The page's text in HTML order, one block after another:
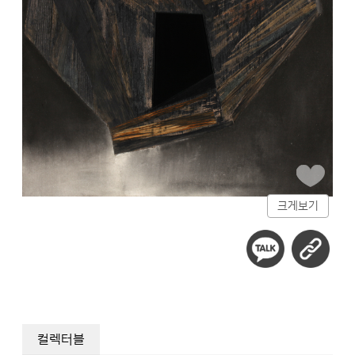
크게보기
컬렉터블